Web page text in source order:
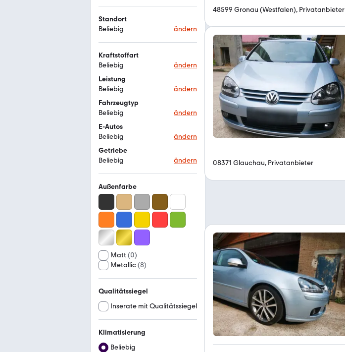
Standort
Beliebig
ändern
Kraftstoffart
Beliebig
ändern
Leistung
Beliebig
ändern
Fahrzeugtyp
Beliebig
ändern
E-Autos
Beliebig
ändern
Getriebe
Beliebig
ändern
Außenfarbe
Matt (0)
Metallic(8)
Qualitätssiegel
Inserate mit Qualitätssiegel
Klimatisierung
Beliebig
48599 Gronau (Westfalen), Privatanbieter
08371 Glauchau, Privatanbieter